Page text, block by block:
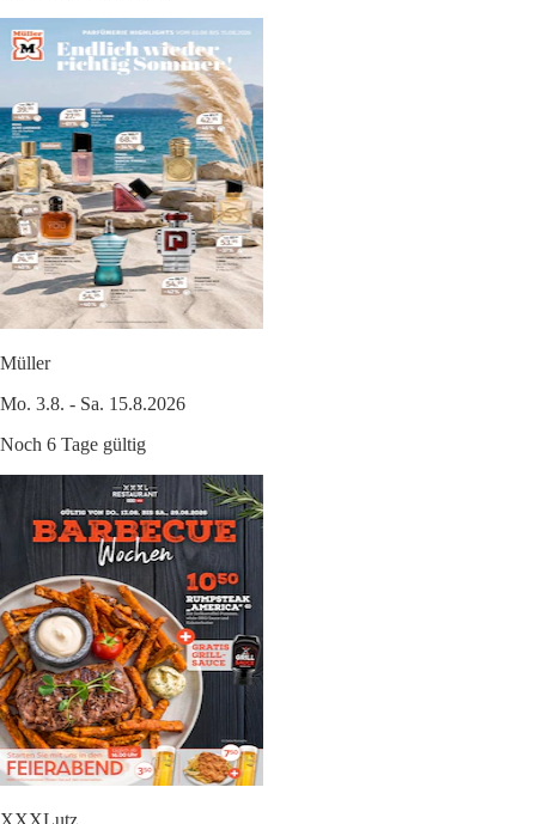
Müller
Mo. 3.8. - Sa. 15.8.2026
Noch 6 Tage gültig